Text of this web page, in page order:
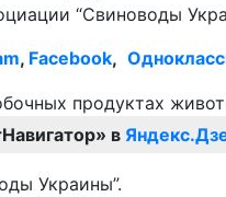
“Свиноводы
, Facebook,
в
Украины”.